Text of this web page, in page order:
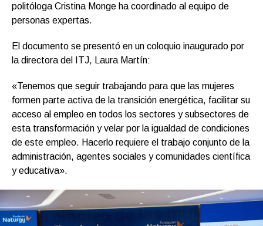
politóloga Cristina Monge ha coordinado al equipo de
personas expertas.
El documento se presentó en un coloquio inaugurado por
la directora del ITJ, Laura Martín:
«Tenemos que seguir trabajando para que las mujeres
formen parte activa de la transición energética, facilitar su
acceso al empleo en todos los sectores y subsectores de
esta transformación y velar por la igualdad de condiciones
de este empleo. Hacerlo requiere el trabajo conjunto de la
administración, agentes sociales y comunidades científica
y educativa».